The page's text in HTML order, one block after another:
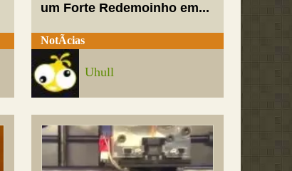
um Forte Redemoinho em...
NotÃ­cias
Uhull